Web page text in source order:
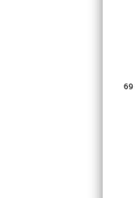
69